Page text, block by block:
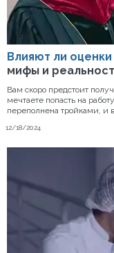
Влияют ли
мифы и
12/18/2024
Вам скоро предстоит
мечтаете попасть на
переполнена тройками, и